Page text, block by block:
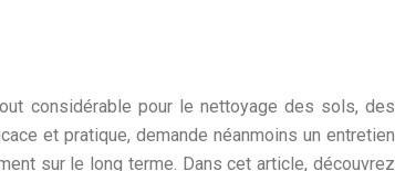
considérable pour le nettoyage des sols, des
et pratique, demande néanmoins un entretien
sur le long terme. Dans cet article, découvrez